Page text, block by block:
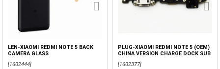
LEN-XIAOMI REDMI NOTE 5 BACK
CAMERA GLASS
[1602444]
PLUG-XIAOMI REDMI NOTE 5 (OEM)
CHINA VERSION CHARGE DOCK SUB
[1602377]